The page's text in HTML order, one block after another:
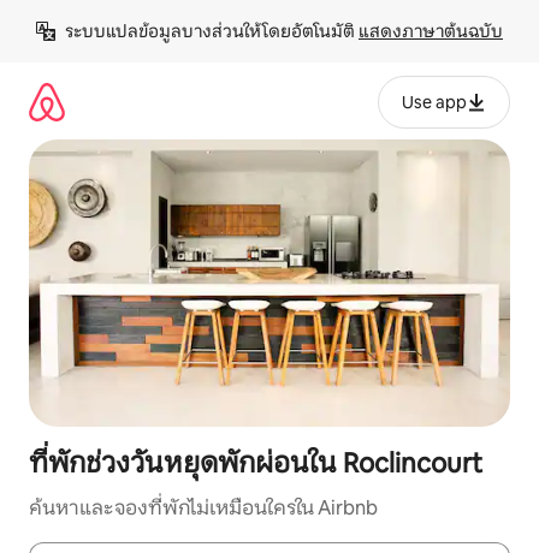
เนื้อหา
ระบบแปลข้อมูลบางส่วนให้โดยอัตโนมัติ แสดงภาษาต้นฉบับ
Use app
ที่พักช่วงวันหยุดพักผ่อนใน Roclincourt
ค้นหาและจองที่พักไม่เหมือนใครใน Airbnb